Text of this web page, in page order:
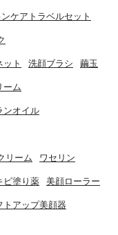
ケアトラベルセット
ット 洗顔ブラシ 繭玉
ーム
ンオイル
リーム ワセリン
ビ塗り薬 美顔ローラー
トアップ美顔器